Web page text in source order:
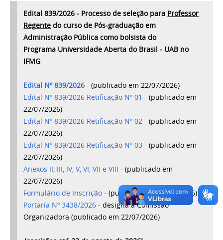
Edital 839/2026 - Processo de seleção para Professor
Regente do curso de Pós-graduação em
Administração Pública como bolsista do
Programa Universidade Aberta do Brasil - UAB no
IFMG
Edital Nº 839/2026 -(publicado em 22/07/2026)
Edital Nº 839/2026 Retificação Nº 01 - (publicado em
22/07/2026)
Edital Nº 839/2026 Retificação Nº 02 - (publicado em
22/07/2026)
Edital Nº 839/2026 Retificação Nº 03 - (publicado em
22/07/2026)
Anexos II, III, IV, V, VI, VII e VIII - (publicado em
22/07/2026)
Formulário de Inscrição - (publicado em 22/07/2026)
Portaria Nº 3438/2026 - designa a Comissão
Organizadora (publicado em 22/07/2026)